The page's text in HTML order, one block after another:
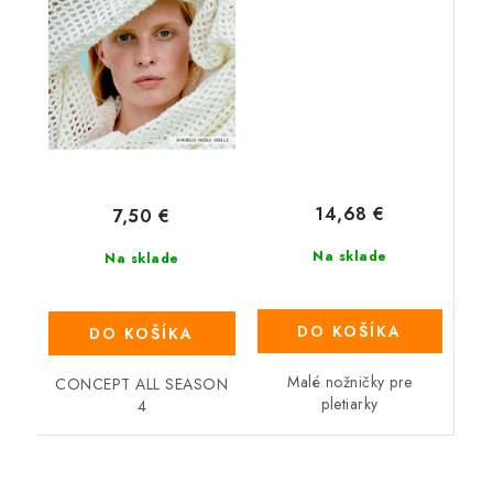
Na sklade
7,50 €
DO KOŠÍKA
CONCEPT ALL SEASON
4
Na sklade
14,68 €
DO KOŠÍKA
Malé nožničky pre
pletiarky